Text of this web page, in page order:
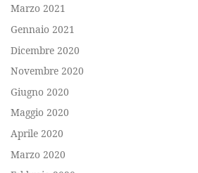
Marzo 2021
Gennaio 2021
Dicembre 2020
Novembre 2020
Giugno 2020
Maggio 2020
Aprile 2020
Marzo 2020